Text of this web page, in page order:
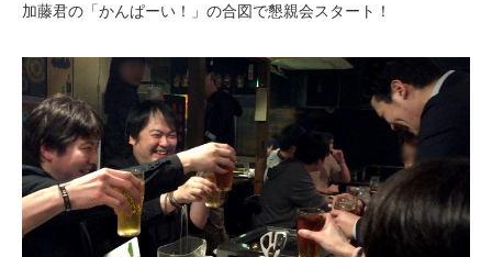
加藤君の「かんぱーい！」の合図で懇親会スタート！